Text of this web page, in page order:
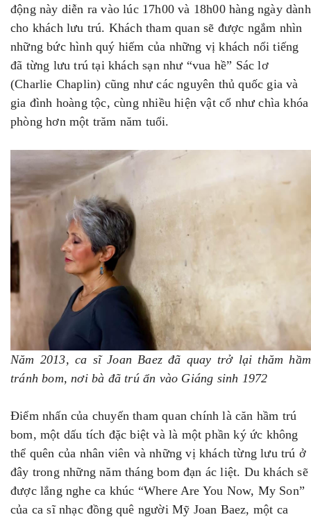
động này diễn ra vào lúc 17h00 và 18h00 hàng ngày dành
cho khách lưu trú. Khách tham quan sẽ được ngắm nhìn
những bức hình quý hiếm của những vị khách nổi tiếng
đã từng lưu trú tại khách sạn như “vua hề” Sác lơ
(Charlie Chaplin) cũng như các nguyên thủ quốc gia và
gia đình hoàng tộc, cùng nhiều hiện vật cổ như chìa khóa
phòng hơn một trăm năm tuổi.
Năm 2013, ca sĩ Joan Baez đã quay trở lại thăm hầm
tránh bom, nơi bà đã trú ẩn vào Giáng sinh 1972
Điểm nhấn của chuyến tham quan chính là căn hầm trú
bom, một dấu tích đặc biệt và là một phần ký ức không
thể quên của nhân viên và những vị khách từng lưu trú ở
đây trong những năm tháng bom đạn ác liệt. Du khách sẽ
được lắng nghe ca khúc “Where Are You Now, My Son”
của ca sĩ nhạc đồng quê người Mỹ Joan Baez, một ca